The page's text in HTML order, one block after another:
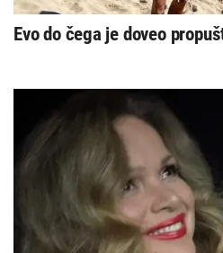
Evo do čega je doveo